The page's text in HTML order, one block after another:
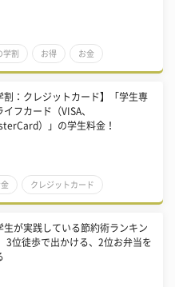
学割 お得 お金
割：クレジットカード】「学生専
イフカード（VISA、
）」の学生料金！
金 クレジットカード
生が実践している節約術ランキン
3位徒歩で出かける、2位お弁当を